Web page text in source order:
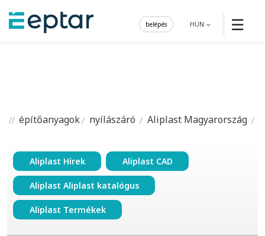
☰
HUN
belépés
építőanyagok nyílászáró Aliplast Magyarország
Aliplast Hírek Aliplast CAD
Aliplast Aliplast katalógus
Aliplast Termékek